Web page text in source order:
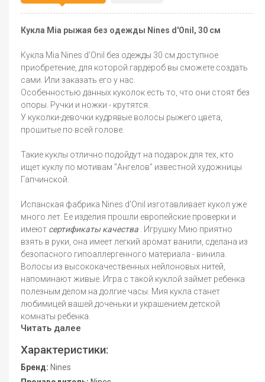
Кукла Mia рыжая без одежды Nines d'Onil, 30 см
Кукла Mia Nines d'Onil без одежды 30 см доступное
приобретение, для которой гардероб вы сможете создать
сами. Или заказать его у нас.
Особенностью данных куколок есть то, что они стоят без
опоры. Ручки и ножки - крутятся.
У куколки-девочки кудрявые волосы рыжего цвета,
прошитые по всей голове.
Такие куклы отлично подойдут на подарок для тех, кто
ищет куклу по мотивам "Ангелов" известной художницы
Гапчинской.
Испанская фабрика Nines d’Onil изготавливает кукол уже
много лет. Ее изделия прошли европейские проверки и
имеют сертификаты качества
. Игрушку Мию приятно
взять в руки, она имеет легкий аромат ванили, сделана из
безопасного гипоаллергенного материала - винила.
Волосы из высококачественных нейлоновых нитей,
напоминают живые. Игра с такой куклой займет ребенка
полезным делом на долгие часы. Мия кукла станет
любимицей вашей доченьки и украшением детской
комнаты ребенка.
Читать далее
Характеристики:
Бренд: Nines